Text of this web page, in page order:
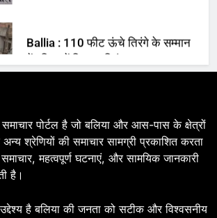
BALLIA NATIONAL
के साथ रेलवे स्टेशन व शहर में किया पैदल
BALLIA NATIONAL
पोर्टल है जो बलिया और आस-पास के क्षेत्रों
श्रेणियों की समाचार सामग्री प्रकाशित करता
महत्वपूर्ण घटनाएं, और सामयिक जानकारी
है।
है बलिया की जनता को सटीक और विश्वसनीय